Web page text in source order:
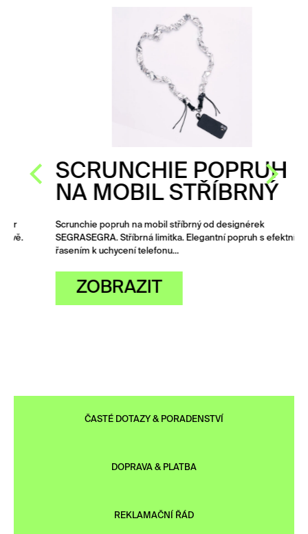
SCRUNCHIE POPRUH
NA MOBIL STŘÍBRNÝ
Scrunchie popruh na mobil stříbrný od designérek
SEGRASEGRA. Stříbrná limitka. Elegantní popruh s efektním
řasením k uchycení telefonu…
ZOBRAZIT
ČASTÉ DOTAZY & PORADENSTVÍ
DOPRAVA & PLATBA
REKLAMAČNÍ ŘÁD